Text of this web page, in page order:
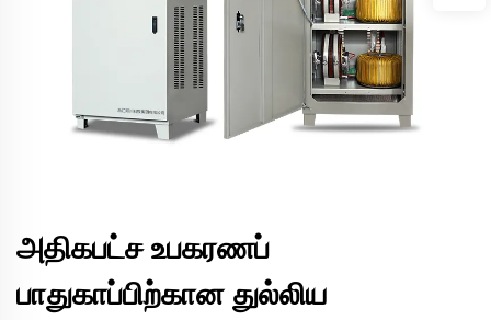
அதிகபட்ச உபகரணப்
பாதுகாப்பிற்கான துல்லிய